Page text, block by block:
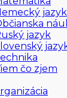
jazyk
jazyk
čo zjem